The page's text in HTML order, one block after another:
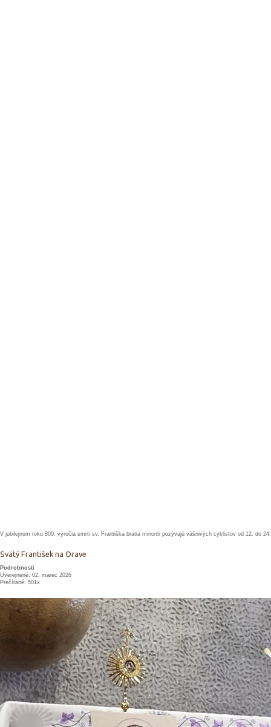
V jubilejnom roku 800. výročia smrti sv. Františka bratia minoriti pozývajú vášnivých cyklistov od 12. do
Svätý František na Orave
Podrobnosti
Uverejnené: 02. marec 2026
Prečítané: 501x